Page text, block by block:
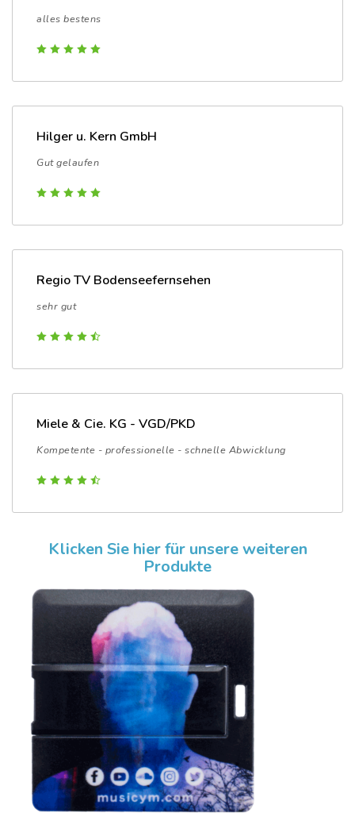
alles bestens
Hilger u. Kern GmbH
Gut gelaufen
Regio TV Bodenseefernsehen
sehr gut
Miele & Cie. KG - VGD/PKD
Kompetente - professionelle - schnelle Abwicklung
Klicken Sie hier für unsere weiteren
Produkte